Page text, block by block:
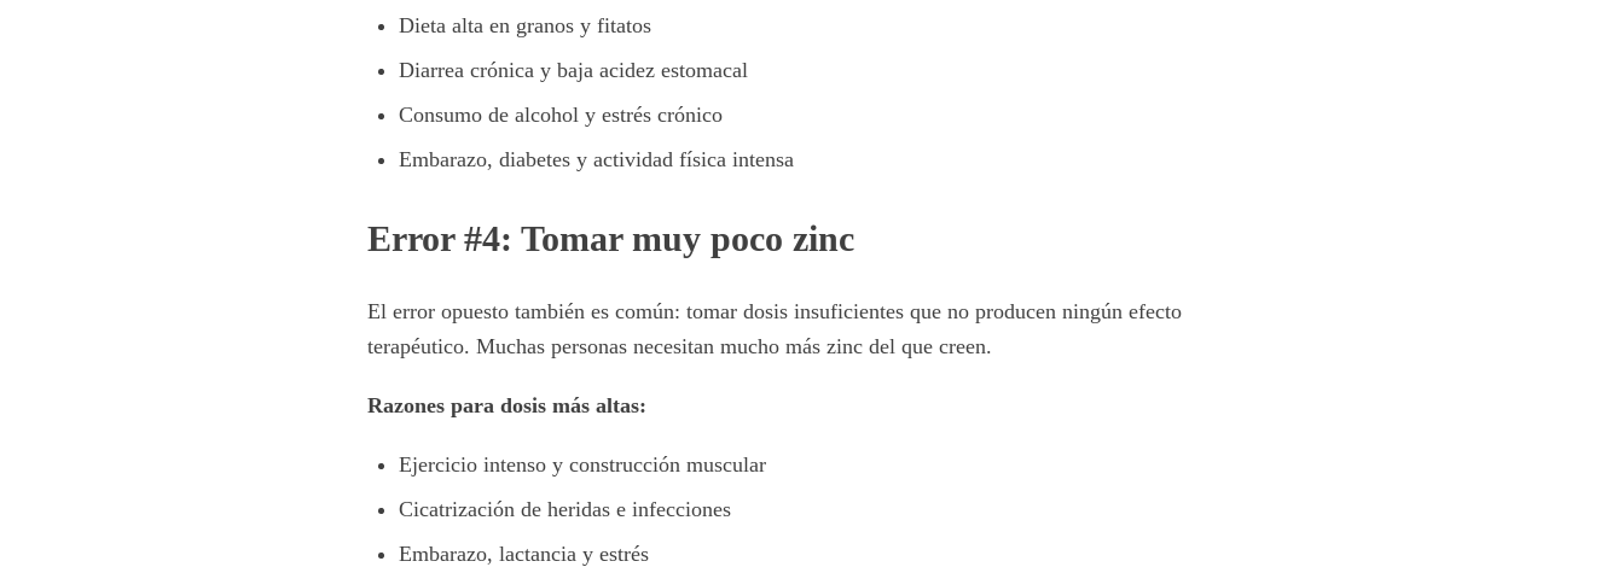
Dieta alta en granos y fitatos
Diarrea crónica y baja acidez estomacal
Consumo de alcohol y estrés crónico
Embarazo, diabetes y actividad física intensa
Error #4: Tomar muy poco zinc
El error opuesto también es común: tomar dosis insuficientes que no producen ningún efecto
terapéutico. Muchas personas necesitan mucho más zinc del que creen.
Razones para dosis más altas:
Ejercicio intenso y construcción muscular
Cicatrización de heridas e infecciones
Embarazo, lactancia y estrés